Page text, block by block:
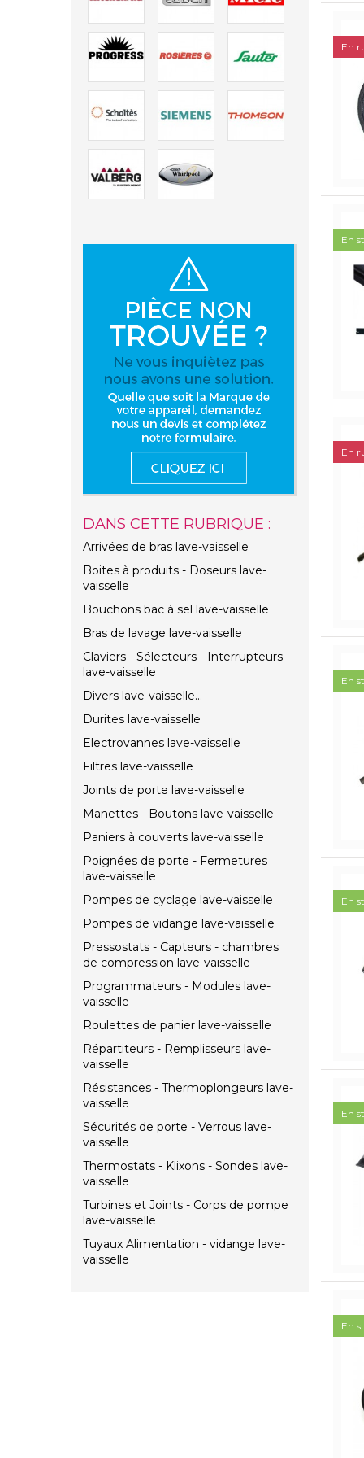
DANS CETTE RUBRIQUE :
Arrivées de bras lave-vaisselle
Boites à produits - Doseurs lave-
vaisselle
Bouchons bac à sel lave-vaisselle
Bras de lavage lave-vaisselle
Claviers - Sélecteurs - Interrupteurs
lave-vaisselle
Divers lave-vaisselle...
Durites lave-vaisselle
Electrovannes lave-vaisselle
Filtres lave-vaisselle
Joints de porte lave-vaisselle
Manettes - Boutons lave-vaisselle
Paniers à couverts lave-vaisselle
Poignées de porte - Fermetures
lave-vaisselle
Pompes de cyclage lave-vaisselle
Pompes de vidange lave-vaisselle
Pressostats - Capteurs - chambres
de compression lave-vaisselle
Programmateurs - Modules lave-
vaisselle
Roulettes de panier lave-vaisselle
Répartiteurs - Remplisseurs lave-
vaisselle
Résistances - Thermoplongeurs lave-
vaisselle
Sécurités de porte - Verrous lave-
vaisselle
Thermostats - Klixons - Sondes lave-
vaisselle
Turbines et Joints - Corps de pompe
lave-vaisselle
Tuyaux Alimentation - vidange lave-
vaisselle
En
En
En
En
En
En
En